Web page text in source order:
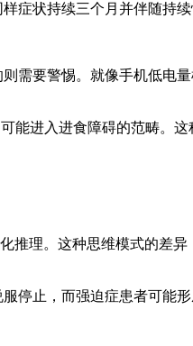
状持续三个月并伴随持续
要警惕。就像手机低电
进入进食障碍的范畴。这
理。这种思维模式的差异
止，而强迫症患者可能